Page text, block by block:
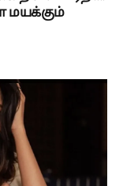
மயக்கும்